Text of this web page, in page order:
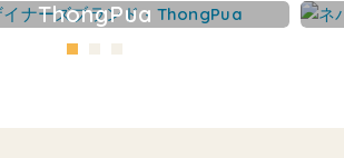
ThongPua